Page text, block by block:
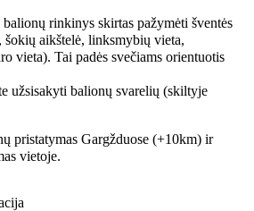
rinkinys skirtas pažymėti šventės
šokių aikštelė, linksmybių vieta,
vieta). Tai padės svečiams orientuotis
užsisakyti balionų svarelių (skiltyje
pristatymas Gargžduose (+10km) ir
vietoje.